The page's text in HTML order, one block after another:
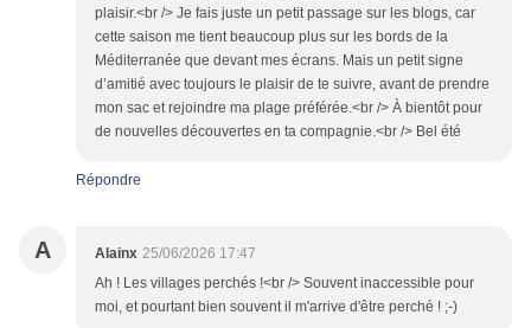
plaisir.<br /> Je fais juste un petit passage sur les blogs, car
cette saison me tient beaucoup plus sur les bords de la
Méditerranée que devant mes écrans. Mais un petit signe
d’amitié avec toujours le plaisir de te suivre, avant de prendre
mon sac et rejoindre ma plage préférée.<br /> À bientôt pour
de nouvelles découvertes en ta compagnie.<br /> Bel été
Répondre
A Alainx 25/06/2026 17:47
Ah ! Les villages perchés !<br /> Souvent inaccessible pour
moi, et pourtant bien souvent il m'arrive d'être perché ! ;-)